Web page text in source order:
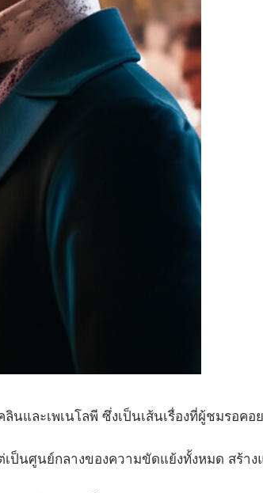
นและเพเนโลพี ซึ่งเป็นเส้นเรื่องที่ผู้ชมรอค
เป็นศูนย์กลางของความขัดแย้งทั้งหมด สร้าง